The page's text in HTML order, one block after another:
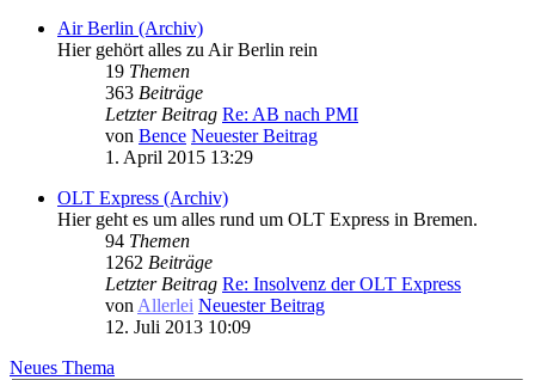
Air Berlin (Archiv)
Hier gehört alles zu Air Berlin rein
19 Themen
363 Beiträge
Letzter Beitrag Re: AB nach PMI
von Bence Neuester Beitrag
1. April 2015 13:29
OLT Express (Archiv)
Hier geht es um alles rund um OLT Express in Bremen.
94 Themen
1262 Beiträge
Letzter Beitrag Re: Insolvenz der OLT Express
von Allerlei Neuester Beitrag
12. Juli 2013 10:09
Neues Thema